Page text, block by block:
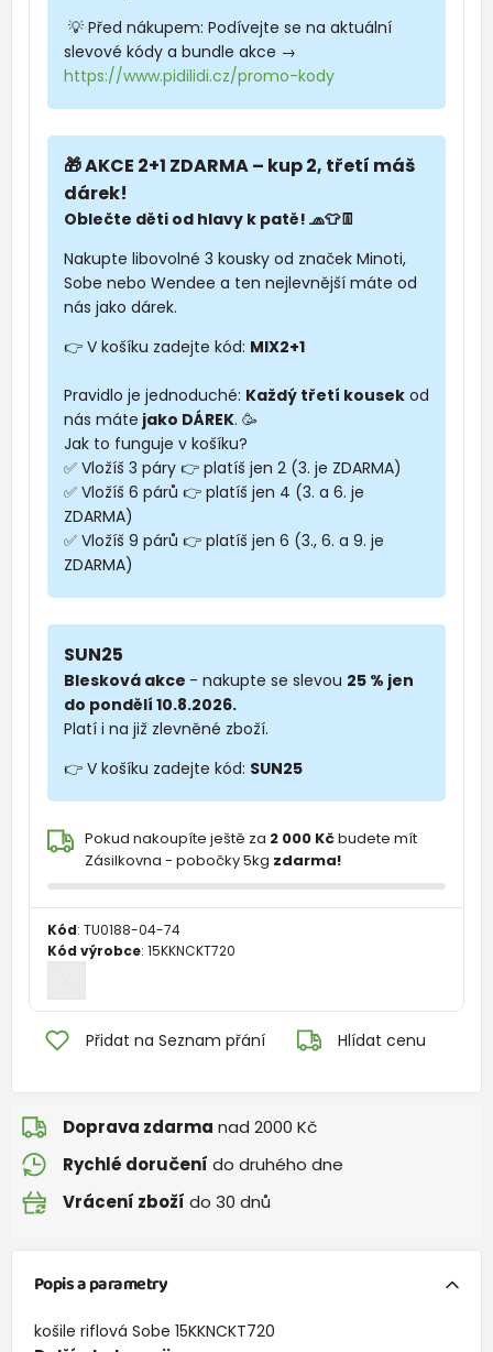
💡 Před nákupem: Podívejte se na aktuální
slevové kódy a bundle akce →
https://www.pidilidi.cz/promo-kody
🎁 AKCE 2+1 ZDARMA – kup 2, třetí máš
dárek!
Oblečte děti od hlavy k patě! 🧢👕👖
Nakupte libovolné 3 kousky od značek Minoti,
Sobe nebo Wendee a ten nejlevnější máte od
nás jako dárek.
👉 V košíku zadejte kód: MIX2+1
Pravidlo je jednoduché: Každý třetí kousek od
nás máte jako DÁREK. 🥳
Jak to funguje v košíku?
✅ Vložíš 3 páry 👉 platíš jen 2 (3. je ZDARMA)
✅ Vložíš 6 párů 👉 platíš jen 4 (3. a 6. je
ZDARMA)
✅ Vložíš 9 párů 👉 platíš jen 6 (3., 6. a 9. je
ZDARMA)
SUN25
Blesková akce - nakupte se slevou 25 % jen
do pondělí 10.8.2026.
Platí i na již zlevněné zboží.
👉 V košíku zadejte kód: SUN25
Pokud nakoupíte ještě za 2 000 Kčbudete mít
Zásilkovna - pobočky 5kg zdarma!
Kód: TU0188-04-74
Kód výrobce: 15KKNCKT720
Přidat na Seznam přání Hlídat cenu
Doprava zdarma nad 2000 Kč
Rychlé doručení do druhého dne
Vrácení zboží do 30 dnů
Popis a parametry
košile riflová Sobe 15KKNCKT720